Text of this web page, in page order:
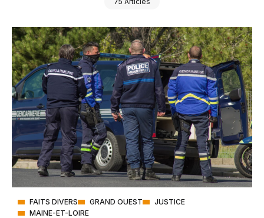
FAITS DIVERS GRAND OUEST
JUSTICE
MAINE-ET-LOIRE